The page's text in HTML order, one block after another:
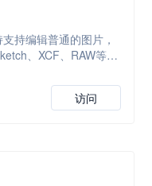
持编辑普通的图片，
、XCF、RAW等，
访问